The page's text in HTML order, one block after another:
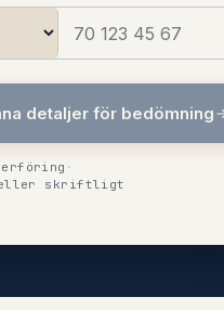
detaljer för bedömning
·
eller skriftligt